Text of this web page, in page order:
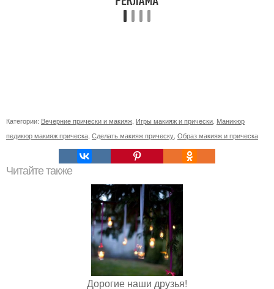
Категории: Вечерние прически и макияж Игры макияж и прически Маникюр
педикюр макияж прическа Сделать макияж прическу Образ макияж и прическа
Читайте также
Дорогие наши друзья!